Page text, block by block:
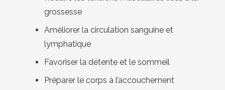
grossesse
Améliorer la circulation sanguine et
lymphatique
Favoriser la détente et le sommeil
Préparer le corps à l’accouchement